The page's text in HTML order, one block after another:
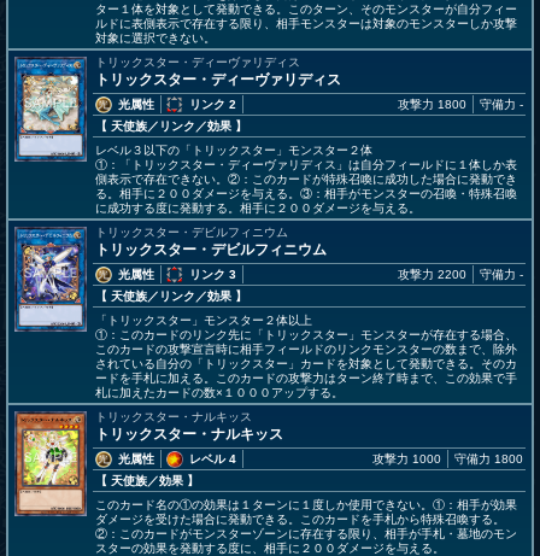
ター１体を対象として発動できる。このターン、そのモンスターが自分フィー
ルドに表側表示で存在する限り、相手モンスターは対象のモンスターしか攻撃
対象に選択できない。
トリックスター・ディーヴァリディス
トリックスター・ディーヴァリディス
光属性
リンク 2
【 天使族／リンク／効果 】
攻撃力 1800 守備力 -
レベル３以下の「トリックスター」モンスター２体
①：「トリックスター・ディーヴァリディス」は自分フィールドに１体しか表
側表示で存在できない。②：このカードが特殊召喚に成功した場合に発動でき
る。相手に２００ダメージを与える。③：相手がモンスターの召喚・特殊召喚
に成功する度に発動する。相手に２００ダメージを与える。
トリックスター・デビルフィニウム
トリックスター・デビルフィニウム
光属性
リンク 3
【 天使族／リンク／効果 】
攻撃力 2200 守備力 -
「トリックスター」モンスター２体以上
①：このカードのリンク先に「トリックスター」モンスターが存在する場合、
このカードの攻撃宣言時に相手フィールドのリンクモンスターの数まで、除外
されている自分の「トリックスター」カードを対象として発動できる。そのカ
ードを手札に加える。このカードの攻撃力はターン終了時まで、この効果で手
札に加えたカードの数×１０００アップする。
トリックスター・ナルキッス
トリックスター・ナルキッス
光属性
レベル 4
【 天使族／効果 】
攻撃力 1000 守備力 1800
このカード名の①の効果は１ターンに１度しか使用できない。①：相手が効果
ダメージを受けた場合に発動できる。このカードを手札から特殊召喚する。
②：このカードがモンスターゾーンに存在する限り、相手が手札・墓地のモン
スターの効果を発動する度に、相手に２００ダメージを与える。